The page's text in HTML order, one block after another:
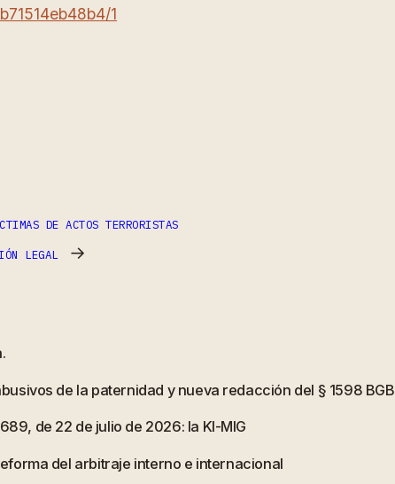
1
DE ACTOS TERRORISTAS
LEGAL →
de la paternidad y nueva redacción del § 1598 BGB
de 22 de julio de 2026: la KI-MIG
del arbitraje interno e internacional